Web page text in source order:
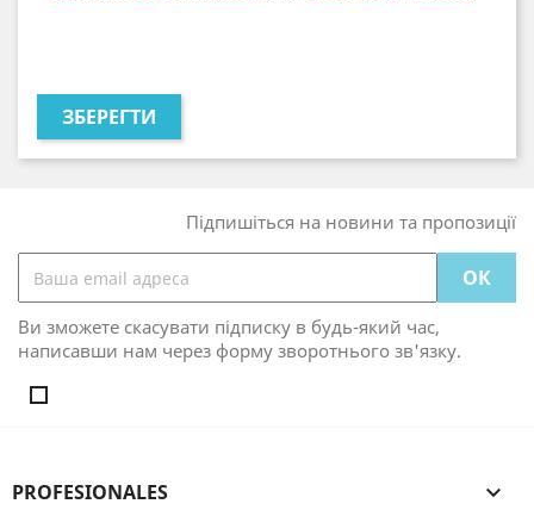
ЗБЕРЕГТИ
Підпишіться на новини та пропозиції
Ви зможете скасувати підписку в будь-який час,
написавши нам через форму зворотнього зв'язку.
PROFESIONALES 